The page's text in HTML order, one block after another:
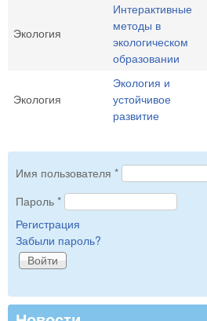
Экология
Интерактивные
методы в
экологическом
образовании
Экология
Экология и
устойчивое
развитие
Имя пользователя *
Пароль *
Регистрация
Забыли пароль?